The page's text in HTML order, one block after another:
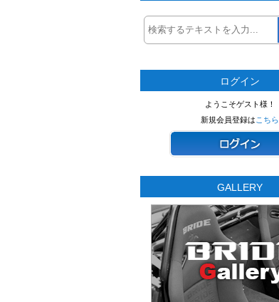
ログイン
ようこそゲスト様！
新規会員登録は こちら
GALLERY